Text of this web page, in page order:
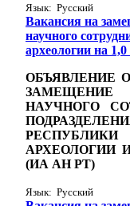
Язык: Русский
Вакансия на
научного
археологии на
ОБЪЯВЛЕНИЕ
НАУЧНОГО
АРХЕОЛОГИИ
(ИА АН РТ)
Язык: Русский